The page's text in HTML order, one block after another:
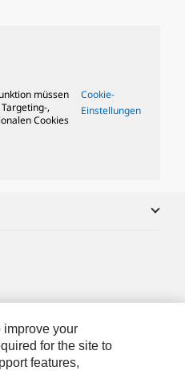
müssen
,
Cookies
Cookie-
Einstellungen
improve your
for the site to
features,